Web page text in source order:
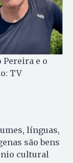
e o
TV
línguas,
são bens
cultural